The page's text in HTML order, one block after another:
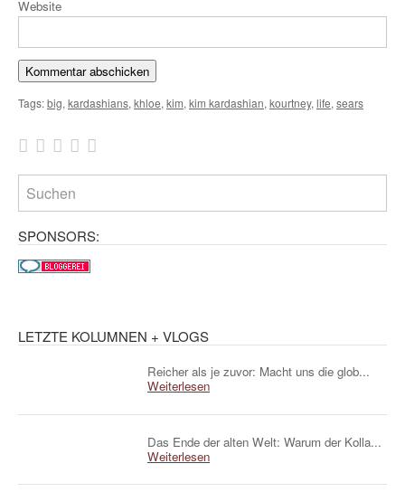
Website
Tags:big,kardashians,khloe,kim,kim kardashian,kourtney,life,sears
SPONSORS:
LETZTE KOLUMNEN + VLOGS
Reicher als je zuvor: Macht uns die glob...
Weiterlesen
Das Ende der alten Welt: Warum der Kolla...
Weiterlesen